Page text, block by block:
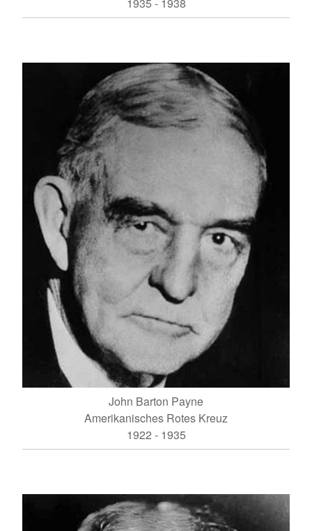
1935 - 1938
John Barton Payne
Amerikanisches Rotes Kreuz
1922 - 1935